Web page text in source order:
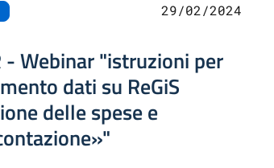
29/02/2024
- Webinar "istruzioni per
dati su ReGiS
delle spese e